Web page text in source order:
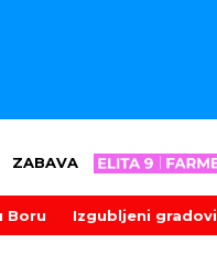
ZABAVA
Boru Izgubljeni gradovi